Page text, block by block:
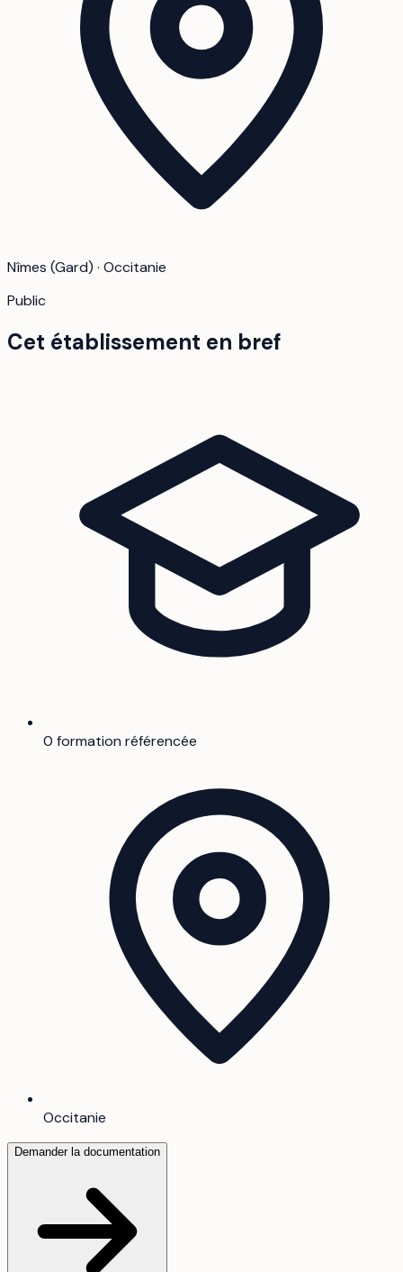
Nîmes (Gard) · Occitanie
Public
Cet établissement en bref
0 formation référencée
Occitanie
Demander la documentation